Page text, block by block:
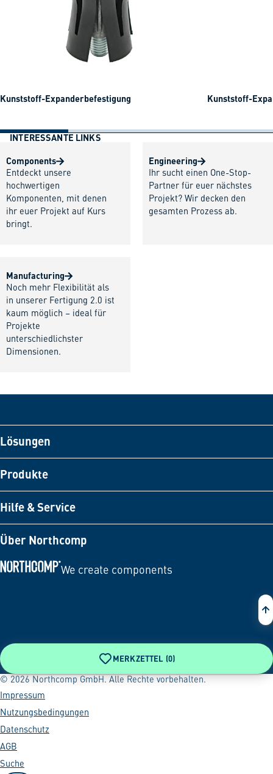
Kunststoff-Expanderbefestigung Kunststoff-
INTERESSANTE LINKS
Components
Entdeckt unsere
hochwertigen
Komponenten, mit denen
ihr euer Projekt auf Kurs
bringt.
Engineering
Ihr sucht einen One-Stop-
Partner für euer nächstes
Projekt? Wir decken den
gesamten Prozess ab.
Manufacturing
Noch mehr Flexibilität als
in unserer Fertigung 2.0 ist
kaum möglich – ideal für
Projekte
unterschiedlichster
Dimensionen.
Lösungen
Produkte
Hilfe & Service
Über Northcomp
We create components
MERKZETTEL (0)
© 2026 Northcomp GmbH. Alle Rechte vorbehalten.
Impressum
Nutzungsbedingungen
Datenschutz
AGB
Suche